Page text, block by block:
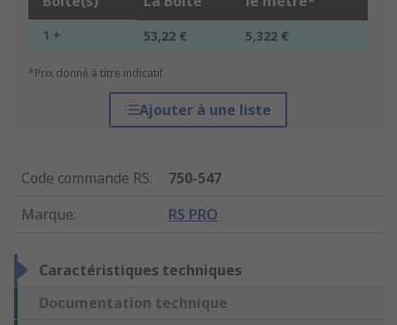
1 + 53,22 € 5,322 €
*Prix donné à titre indicatif
Ajouter à une liste
Code commande RS:
750-547
Marque: RS PRO
Caractéristiques techniques
Documentation technique